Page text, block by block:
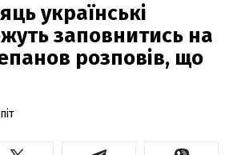
українські
заповнитись на
розповів, що